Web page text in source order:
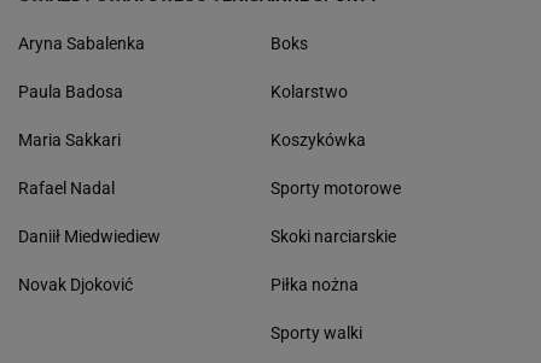
Aryna Sabalenka
Paula Badosa
Maria Sakkari
Rafael Nadal
Daniił Miedwiediew
Novak Djoković
Boks
Kolarstwo
Koszykówka
Sporty motorowe
Skoki narciarskie
Piłka nożna
Sporty walki